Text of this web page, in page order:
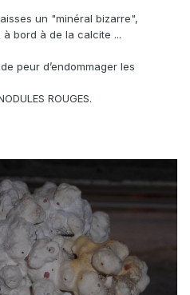
un "minéral bizarre",
bord à de la calcite ...
peur d’endommager les
ROUGES.